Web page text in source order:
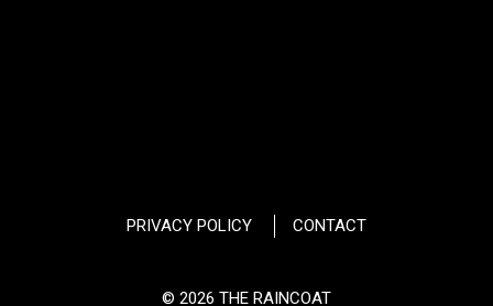
PRIVACY POLICY CONTACT
© 2026 THE RAINCOAT